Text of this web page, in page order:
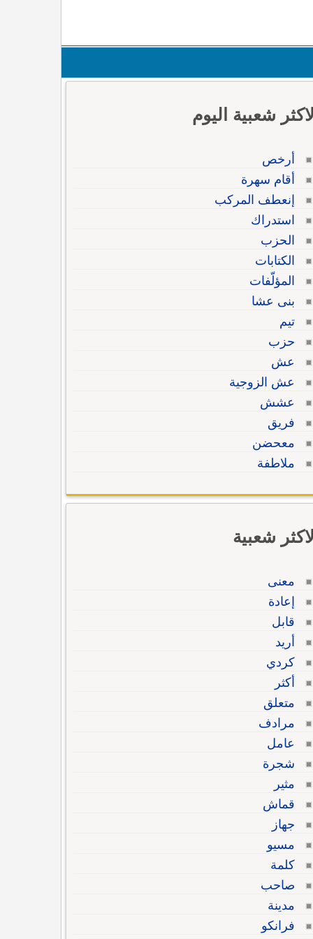
الاكثر شعبية اليوم
أرخص
أقام سهرة
إنعطف المركب
استدراك
الحزب
الكتابات
المؤلّفات
بنى عشا
تيم
حزب
عش
عش الزوجية
عشش
فريق
معحضن
ملاطفة
الاكثر شعبية
معنى
إعادة
قابل
أريد
كردي
أكثر
متعلق
مرادف
عامل
شجرة
مثير
قماش
جهاز
مسيو
كلمة
صاحب
مدينة
فرانكو